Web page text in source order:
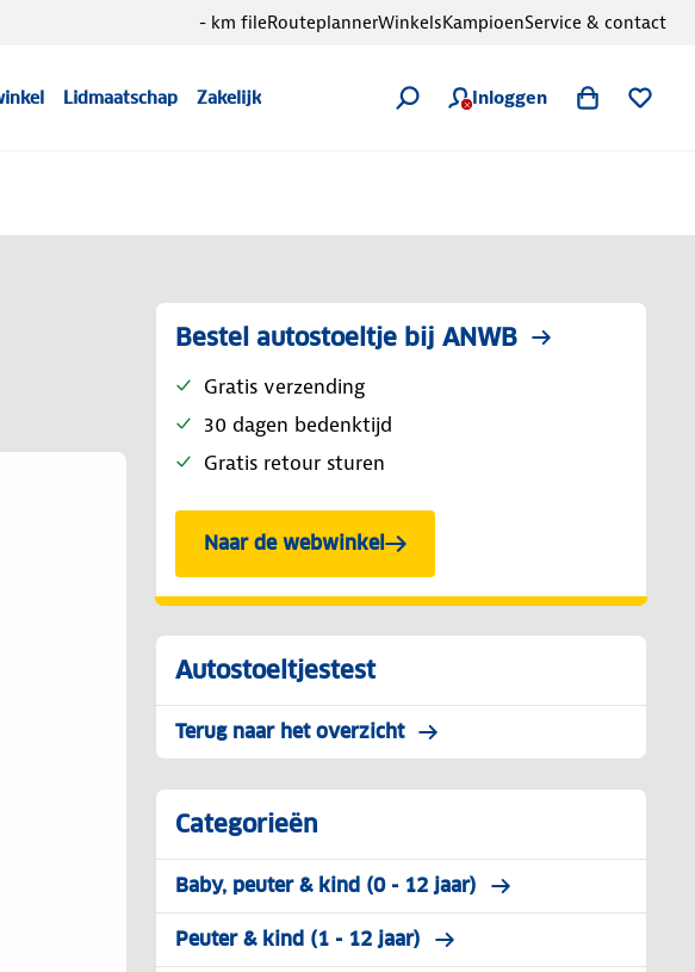
Lidmaatschap Zakelijk Inloggen
- km fileRouteplannerWinkelsKampioenService & contact
Bestel autostoeltje bij ANWB
Gratis verzending
30 dagen bedenktijd
Gratis retour sturen
Naar de webwinkel
Autostoeltjestest
Terug naar het overzicht
Categorieën
Baby, peuter & kind (0 - 12 jaar)
Peuter & kind (1 - 12 jaar)